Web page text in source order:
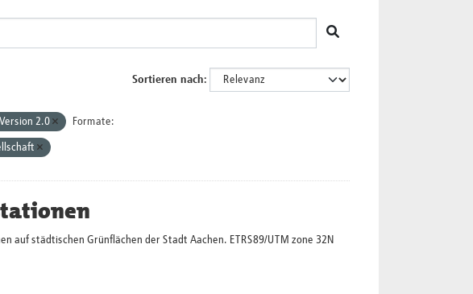
Sortieren nach
2.0 Formate:
auf städtischen Grünflächen der Stadt Aachen. ETRS89/UTM zone 32N